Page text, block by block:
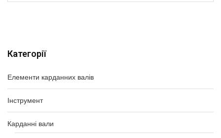
Категорії
Елементи карданних валів
Інструмент
Карданні вали